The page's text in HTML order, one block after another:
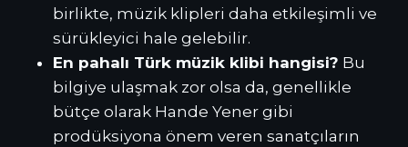
birlikte, müzik klipleri daha etkileşimli ve
sürükleyici hale gelebilir.
En pahalı Türk müzik klibi hangisi? Bu
bilgiye ulaşmak zor olsa da, genellikle
bütçe olarak Hande Yener gibi
prodüksiyona önem veren sanatçıların